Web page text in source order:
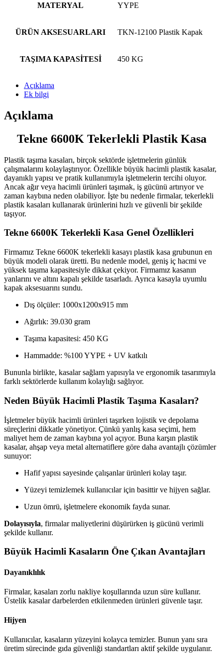
MATERYAL YYPE
ÜRÜN AKSESUARLARI TKN-12100 Plastik Kapak
TAŞIMA KAPASİTESİ 450 KG
Açıklama
Ek bilgi
Açıklama
Tekne 6600K Tekerlekli Plastik Kasa
Plastik taşıma kasaları, birçok sektörde işletmelerin günlük
çalışmalarını kolaylaştırıyor. Özellikle büyük hacimli plastik kasalar,
dayanıklı yapısı ve pratik kullanımıyla işletmelerin tercihi oluyor.
Ancak ağır veya hacimli ürünleri taşımak, iş gücünü artırıyor ve
zaman kaybına neden olabiliyor. İşte bu nedenle firmalar, tekerlekli
plastik kasaları kullanarak ürünlerini hızlı ve güvenli bir şekilde
taşıyor.
Tekne 6600K Tekerlekli Kasa Genel Özellikleri
Firmamız Tekne 6600K tekerlekli kasayı plastik kasa grubunun en
büyük modeli olarak üretti. Bu nedenle model, geniş iç hacmi ve
yüksek taşıma kapasitesiyle dikkat çekiyor. Firmamız kasanın
yanlarını ve altını kapalı şekilde tasarladı. Ayrıca kasayla uyumlu
kapak aksesuarını sundu.
Dış ölçüler: 1000x1200x915 mm
Ağırlık: 39.030 gram
Taşıma kapasitesi: 450 KG
Hammadde: %100 YYPE + UV katkılı
Bununla birlikte, kasalar sağlam yapısıyla ve ergonomik tasarımıyla
farklı sektörlerde kullanım kolaylığı sağlıyor.
Neden Büyük Hacimli Plastik Taşıma Kasaları?
İşletmeler büyük hacimli ürünleri taşırken lojistik ve depolama
süreçlerini dikkatle yönetiyor. Çünkü yanlış kasa seçimi, hem
maliyet hem de zaman kaybına yol açıyor. Buna karşın plastik
kasalar, ahşap veya metal alternatiflere göre daha avantajlı çözümler
sunuyor:
Hafif yapısı sayesinde çalışanlar ürünleri kolay taşır.
Yüzeyi temizlemek kullanıcılar için basittir ve hijyen sağlar.
Uzun ömrü, işletmelere ekonomik fayda sunar.
Dolayısıyla, firmalar maliyetlerini düşürürken iş gücünü verimli
şekilde kullanır.
Büyük Hacimli Kasaların Öne Çıkan Avantajları
Dayanıklılık
Firmalar, kasaları zorlu nakliye koşullarında uzun süre kullanır.
Üstelik kasalar darbelerden etkilenmeden ürünleri güvenle taşır.
Hijyen
Kullanıcılar, kasaların yüzeyini kolayca temizler. Bunun yanı sıra
üretim sürecinde gıda güvenliği standartları aktif şekilde uygulanır.